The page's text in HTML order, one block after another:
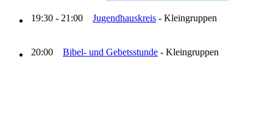
19:30 - 21:00 Jugendhauskreis - Kleingruppen
20:00 Bibel- und Gebetsstunde - Kleingruppen